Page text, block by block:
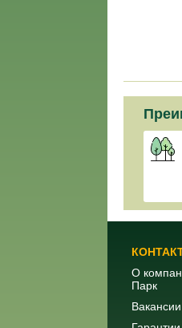
О
Парк
Вакансии